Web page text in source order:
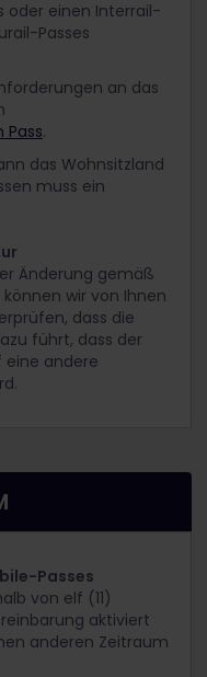
oder einen Interrail-
Passes
an das
.
das Wohnsitzland
muss ein
Änderung gemäß
wir von Ihnen
dass die
führt, dass der
eine andere
Passes
von elf (11)
aktiviert
anderen Zeitraum